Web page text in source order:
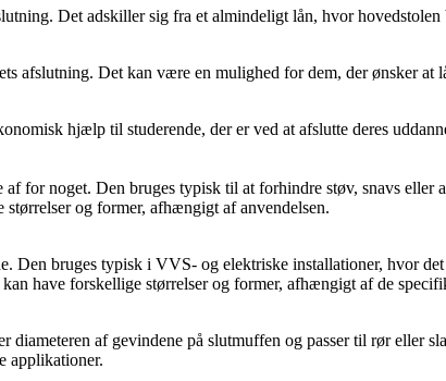
Det adskiller sig fra et almindeligt lån, hvor
afslutning. Det kan være en mulighed for dem, der ønsker at
hjælp til studerende, der er ved at afslutte deres
for noget. Den bruges typisk til at forhindre støv, snavs eller
og former, afhængigt af anvendelsen.
Den bruges typisk i VVS- og elektriske installationer, hvor
have forskellige størrelser og former, afhængigt af de
af gevindene på slutmuffen og passer til rør eller
applikationer.